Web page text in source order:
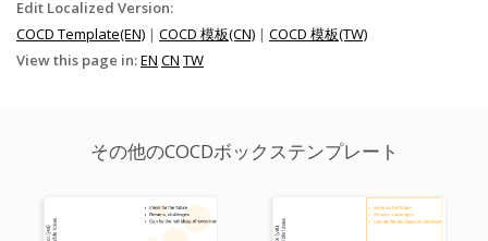
Edit Localized Version:
COCD Template(EN) | COCD 模板(CN) | COCD 模板(TW)
View this page in:EN CN TW
その他のCOCDボックステンプレート